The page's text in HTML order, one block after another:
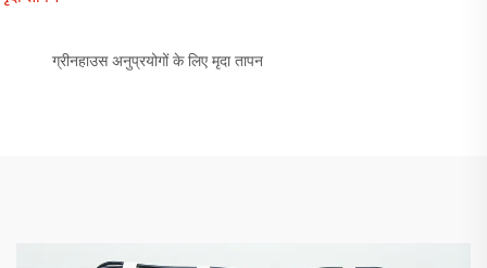
ग्रीनहाउस अनुप्रयोगों के लिए मृदा तापन